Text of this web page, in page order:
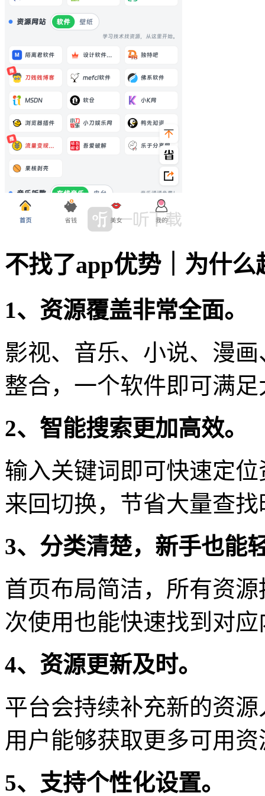
不找了app优势｜为什
1、资源覆盖非常全面。
影视、音乐、小说、漫
整合，一个软件即可满
2、智能搜索更加高效。
输入关键词即可快速定
来回切换，节省大量查找
3、分类清楚，新手也能
首页布局简洁，所有资
次使用也能快速找到对应
4、资源更新及时。
平台会持续补充新的资
用户能够获取更多可用资
5、支持个性化设置。